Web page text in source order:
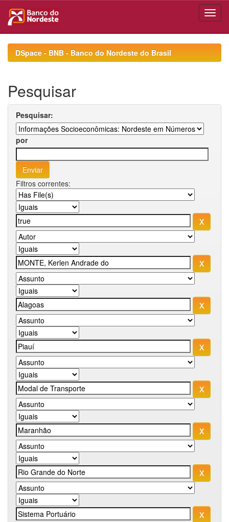
navigationDSpace - BNB - Banco do Nordeste do Brasil
Pesquisar
Pesquisar:
por
Filtros correntes: